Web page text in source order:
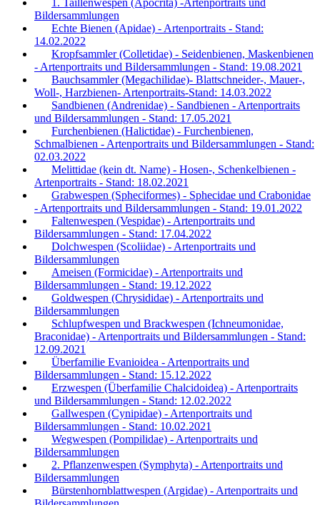
Bildersammlungen
Echte Bienen (Apidae) - Artenportraits - Stand:
14.02.2022
Kropfsammler (Colletidae) - Seidenbienen, Maskenbienen
- Artenportraits und Bildersammlungen - Stand: 19.08.2021
Bauchsammler (Megachilidae)- Blattschneider-, Mauer-,
Woll-, Harzbienen- Artenportraits-Stand: 14.03.2022
Sandbienen (Andrenidae) - Sandbienen - Artenportraits
und Bildersammlungen - Stand: 17.05.2021
Furchenbienen (Halictidae) - Furchenbienen,
Schmalbienen - Artenportraits und Bildersammlungen - Stand:
02.03.2022
Melittidae (kein dt. Name) - Hosen-, Schenkelbienen -
Artenportraits - Stand: 18.02.2021
Grabwespen (Spheciformes) - Sphecidae und Crabonidae
- Artenportraits und Bildersammlungen - Stand: 19.01.2022
Faltenwespen (Vespidae) - Artenportraits und
Bildersammlungen - Stand: 17.04.2022
Dolchwespen (Scoliidae) - Artenportraits und
Bildersammlungen
Ameisen (Formicidae) - Artenportraits und
Bildersammlungen - Stand: 19.12.2022
Goldwespen (Chrysididae) - Artenportraits und
Bildersammlungen
Schlupfwespen und Brackwespen (Ichneumonidae,
Braconidae) - Artenportraits und Bildersammlungen - Stand:
12.09.2021
Überfamilie Evanioidea - Artenportraits und
Bildersammlungen - Stand: 15.12.2022
Erzwespen (Überfamilie Chalcidoidea) - Artenportraits
und Bildersammlungen - Stand: 12.02.2022
Gallwespen (Cynipidae) - Artenportraits und
Bildersammlungen - Stand: 10.02.2021
Wegwespen (Pompilidae) - Artenportraits und
Bildersammlungen
2. Pflanzenwespen (Symphyta) - Artenportraits und
Bildersammlungen
Bürstenhornblattwespen (Argidae) - Artenportraits und